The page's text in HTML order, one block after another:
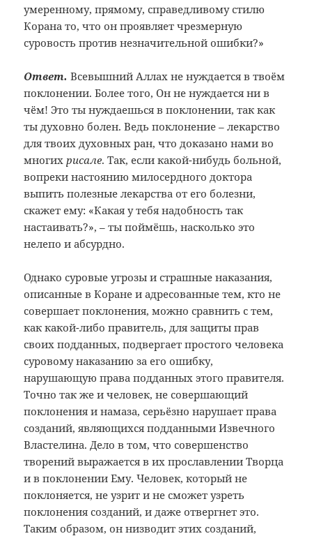
умеренному, прямому, справедливому стилю
Корана то, что он проявляет чрезмерную
суровость против незначительной ошибки?»
Ответ.Всевышний Аллах не нуждается в твоём
поклонении. Более того, Он не нуждается ни в
чём! Это ты нуждаешься в поклонении, так как
ты духовно болен. Ведь поклонение – лекарство
для твоих духовных ран, что доказано нами во
многих рисале. Так, если какой-нибудь больной,
вопреки настоянию милосердного доктора
выпить полезные лекарства от его болезни,
скажет ему: «Какая у тебя надобность так
настаивать?», – ты поймёшь, насколько это
нелепо и абсурдно.
Однако суровые угрозы и страшные наказания,
описанные в Коране и адресованные тем, кто не
совершает поклонения, можно сравнить с тем,
как какой-либо правитель, для защиты прав
своих подданных, подвергает простого человека
суровому наказанию за его ошибку,
нарушающую права подданных этого правителя.
Точно так же и человек, не совершающий
поклонения и намаза, серьёзно нарушает права
созданий, являющихся подданными Извечного
Властелина. Дело в том, что совершенство
творений выражается в их прославлении Творца
и в поклонении Ему. Человек, который не
поклоняется, не узрит и не сможет узреть
поклонения созданий, и даже отвергнет это.
Таким образом, он низводит этих созданий,